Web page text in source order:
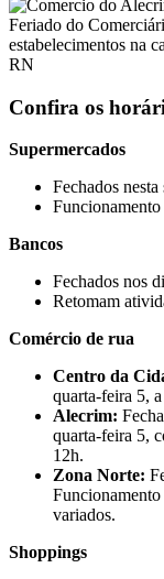
Feriado do
estabelecimentos na
RN
Confira os
Supermercados
Fechados nesta
Bancos
Fechados nos
Retomam
Comércio de rua
Centro da
quarta-feira 5,
Alecrim:
quarta-feira 5,
12h.
Zona Norte:
variados.
Shoppings